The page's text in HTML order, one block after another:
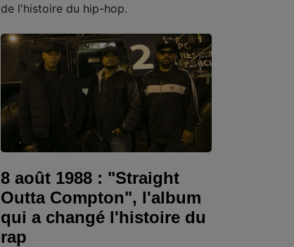
de l'histoire du hip-hop.
8 août 1988 : "Straight
Outta Compton", l'album
qui a changé l'histoire du
rap